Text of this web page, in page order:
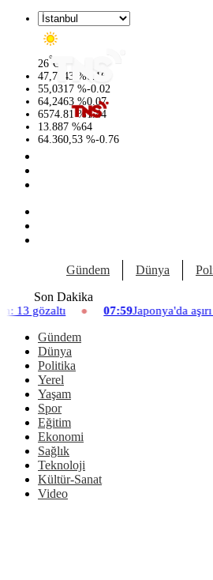
26°C
47,7143 %0.16
55,0317 %-0.02
64,2463 %0.07
6574.81 %1.44
13.887 %64
64.360,53 %-0.76
Gündem Dünya
Son Dakika
07:59 Japonya'da aşırı sıcaklar
Gündem
Dünya
Politika
Yerel
Yaşam
Spor
Eğitim
Ekonomi
Sağlık
Teknoloji
Kültür-Sanat
Video